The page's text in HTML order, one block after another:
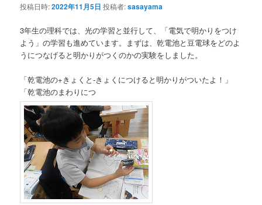
投稿日時:2022年11月5日 投稿者:sasayama
3年生の理科では、光の学習と並行して、「電気で明かりをつけ
よう」の学習も進めています。まずは、乾電池と豆電球をどのよ
うにつなげると明かりがつくのかの実験をしました。
「乾電池の+きょくと-きょくにつけると明かりがついたよ！」
「乾電池のまわりにつ